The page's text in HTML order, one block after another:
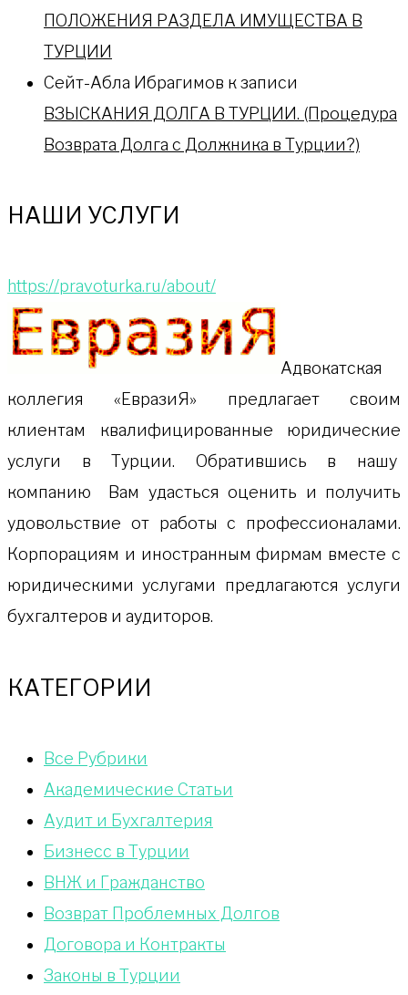
ПОЛОЖЕНИЯ РАЗДЕЛА ИМУЩЕСТВА В
ТУРЦИИ
Сейт-Абла Ибрагимов к записи
ВЗЫСКАНИЯ ДОЛГА В ТУРЦИИ. (Процедура
Возврата Долга с Должника в Турции?)
НАШИ УСЛУГИ
https://pravoturka.ru/about/
Адвокатская
коллeгия «ЕвразиЯ» предлагает своим
клиентам квалифицированные юридические
услуги в Турции. Обратившись в нашу
компанию Вам удасться оценить и получить
удовольствие от работы с профессионалами.
Корпорациям и иностранным фирмам вместе с
юридическими услугами предлагаются услуги
бухгалтеров и аудиторов.
КАТЕГОРИИ
Bce Pyбрики
Академические Статьи
Аудит и Бухгалтерия
Бизнесс в Турции
ВНЖ и Гражданство
Возврат Проблемных Долгов
Договора и Контракты
Законы в Турции